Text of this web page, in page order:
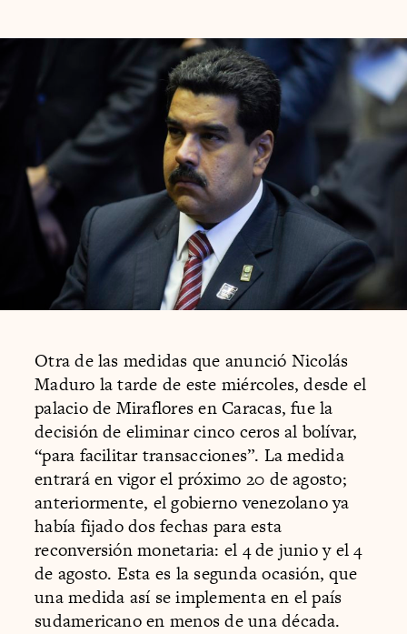
Otra de las medidas que anunció Nicolás
Maduro la tarde de este miércoles, desde el
palacio de Miraflores en Caracas, fue la
decisión de eliminar cinco ceros al bolívar,
“para facilitar transacciones”. La medida
entrará en vigor el próximo 20 de agosto;
anteriormente, el gobierno venezolano ya
había fijado dos fechas para esta
reconversión monetaria: el 4 de junio y el 4
de agosto. Esta es la segunda ocasión, que
una medida así se implementa en el país
sudamericano en menos de una década.